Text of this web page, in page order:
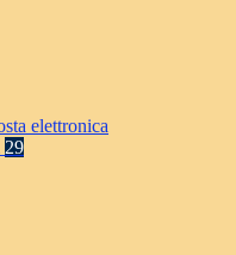
elettronica
29